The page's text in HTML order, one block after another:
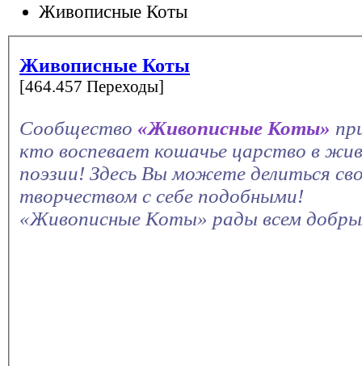
Живописные Коты
Живописные Коты
[464.457 Переходы]
Сообщество «Живописные Коты»
кто воспевает кошачье царство в
поэзии! Здесь Вы можете делиться
творчеством с себе подобными!
«Живописные Коты» рады всем